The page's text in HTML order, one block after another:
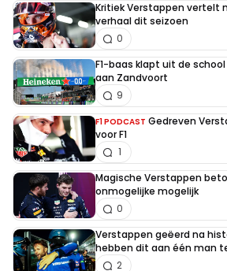
Kritiek Verstappen vertelt
verhaal dit seizoen
0
F1-baas klapt uit de
aan Zandvoort
9
F1 PODCAST Gedreven
voor F1
1
Magische Verstappen
onmogelijke mogelijk
0
Verstappen geëerd na
hebben dit aan één man
2